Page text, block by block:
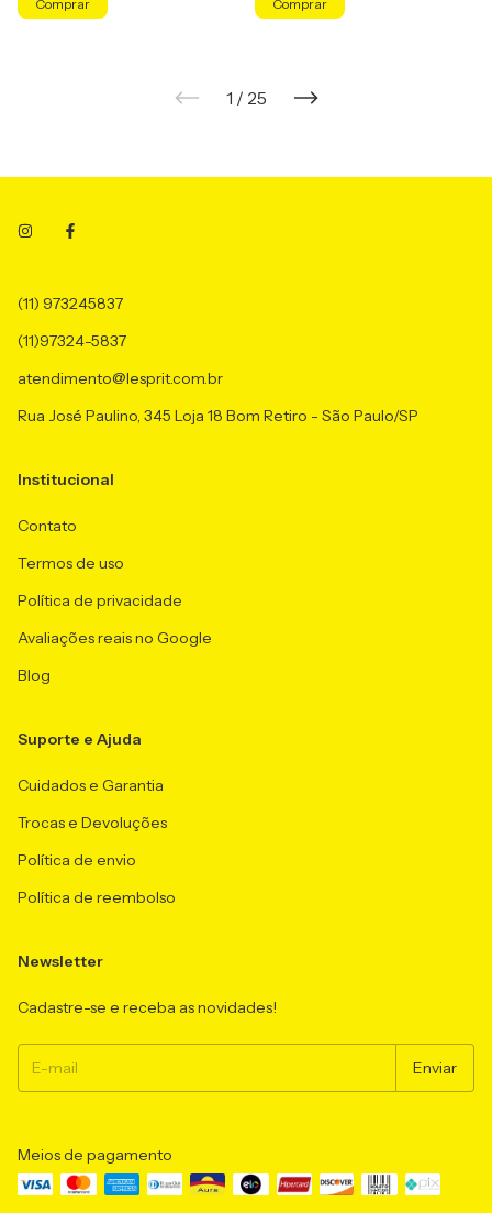
1 / 25
(11) 973245837
(11)97324-5837
atendimento@lesprit.com.br
Rua José Paulino, 345 Loja 18 Bom Retiro - São Paulo/SP
Institucional
Contato
Termos de uso
Política de privacidade
Avaliações reais no Google
Blog
Suporte e Ajuda
Cuidados e Garantia
Trocas e Devoluções
Política de envio
Política de reembolso
Newsletter
Cadastre-se e receba as novidades!
Meios de pagamento